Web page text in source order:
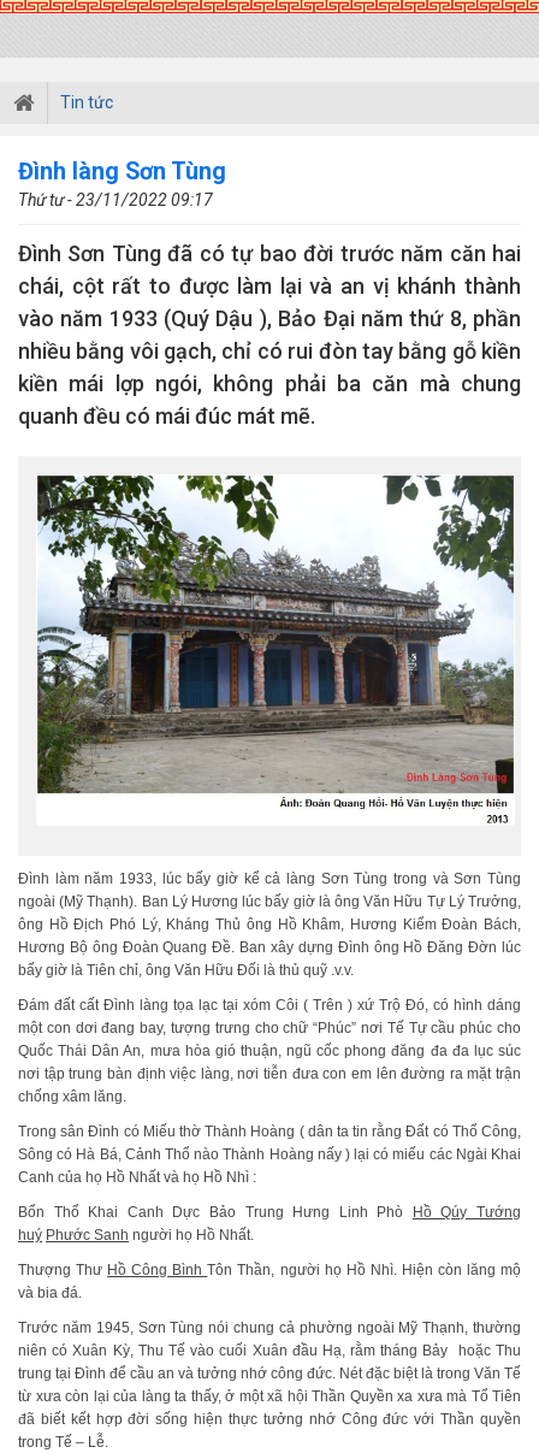
Tin tức
Đình làng Sơn Tùng
Thứ tư - 23/11/2022 09:17
Đình Sơn Tùng đã có tự bao đời trước năm căn hai
chái, cột rất to được làm lại và an vị khánh thành
vào năm 1933 (Quý Dậu ), Bảo Đại năm thứ 8, phần
nhiều bằng vôi gạch, chỉ có rui đòn tay bằng gỗ kiền
kiền mái lợp ngói, không phải ba căn mà chung
quanh đều có mái đúc mát mẽ.
Đình làm năm 1933, lúc bấy giờ kể cả làng Sơn Tùng trong và Sơn Tùng
ngoài (Mỹ Thạnh). Ban Lý Hương lúc bấy giờ là ông Văn Hữu Tự Lý Trưởng,
ông Hồ Địch Phó Lý, Kháng Thủ ông Hồ Khâm, Hương Kiểm Đoàn Bách,
Hương Bộ ông Đoàn Quang Đề. Ban xây dựng Đình ông Hồ Đăng Đờn lúc
bấy giờ là Tiên chỉ, ông Văn Hữu Đối là thủ quỹ .v.v.
Đám đất cất Đình làng tọa lạc tại xóm Côi ( Trên ) xứ Trộ Đó, có hình dáng
một con dơi đang bay, tượng trưng cho chữ “Phúc” nơi Tế Tự cầu phúc cho
Quốc Thái Dân An, mưa hòa gió thuận, ngũ cốc phong đăng đa đa lục súc
nơi tập trung bàn định việc làng, nơi tiễn đưa con em lên đường ra mặt trận
chống xâm lăng.
Trong sân Đình có Miếu thờ Thành Hoàng ( dân ta tin rằng Đất có Thổ Công,
Sông có Hà Bá, Cảnh Thổ nào Thành Hoàng nấy ) lại có miếu các Ngài Khai
Canh của họ Hồ Nhất và họ Hồ Nhì :
Bổn Thổ Khai Canh Dực Bảo Trung Hưng Linh Phò
Hồ Qúy Tướng
huý Phước Sanh người họ Hồ Nhất.
Thượng Thư Hồ Công BìnhTôn Thần, người họ Hồ Nhì. Hiện còn lăng mộ
và bia đá.
Trước năm 1945, Sơn Tùng nói chung cả phường ngoài Mỹ Thạnh, thường
niên có Xuân Kỳ, Thu Tế vào cuối Xuân đầu Hạ, rằm tháng Bảy hoặc Thu
trung tại Đình để cầu an và tưởng nhớ công đức. Nét đặc biệt là trong Văn Tế
từ xưa còn lại của làng ta thấy, ở một xã hội Thần Quyền xa xưa mà Tổ Tiên
đã biết kết hợp đời sống hiện thực tưởng nhớ Công đức với Thần quyền
trong Tế – Lễ.